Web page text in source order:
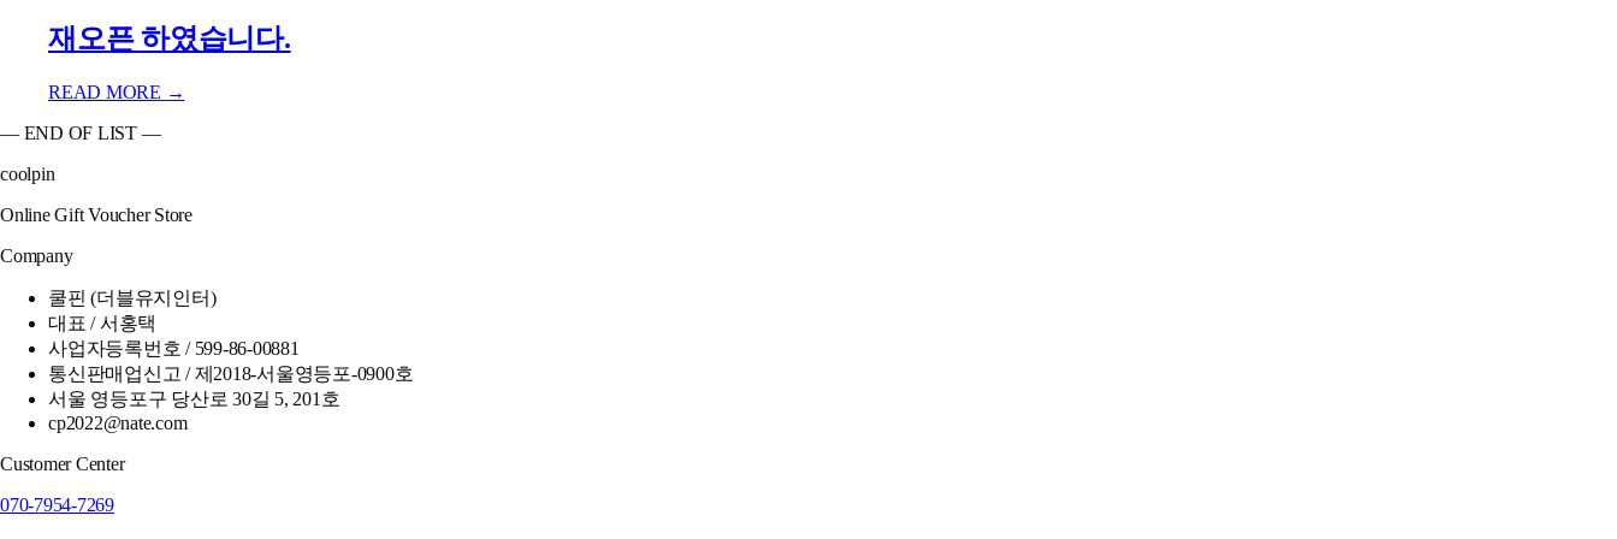
재오픈 하였습니다.
READ MORE →
— END OF LIST —
coolpin
Online Gift Voucher Store
Company
쿨핀 (더블유지인터)
대표 / 서홍택
사업자등록번호 / 599-86-00881
통신판매업신고 / 제2018-서울영등포-0900호
서울 영등포구 당산로 30길 5, 201호
cp2022@nate.com
Customer Center
070-7954-7269